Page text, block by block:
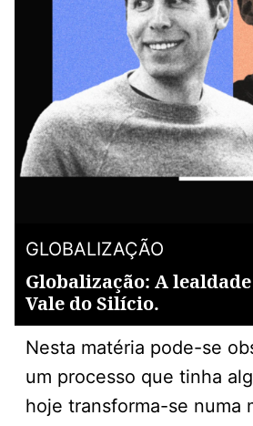
GLOBALIZAÇÃO
Globalização: A
Vale do Silício.
Nesta matéria pode-se
um processo que tinha
hoje transforma-se numa